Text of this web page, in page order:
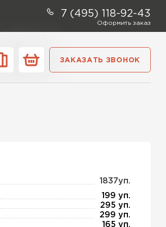
7 (495) 118-92-43
Оформить заказ
ЗАКАЗАТЬ ЗВОНОК
1837уп.
199 уп.
295 уп.
299 уп.
165 уп.
Контакты